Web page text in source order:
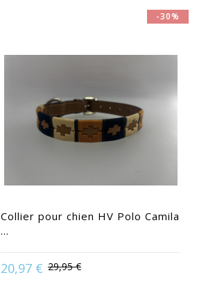
-30%
Collier pour chien HV Polo Camila
...
20,97 € 29,95 €
Available in: